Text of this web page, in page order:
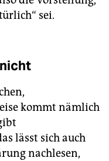
sei.
kommt nämlich
lässt sich auch
nachlesen,